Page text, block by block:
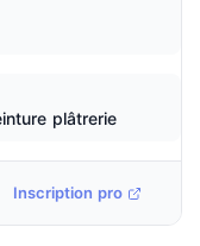
plâtrerie
Inscription pro